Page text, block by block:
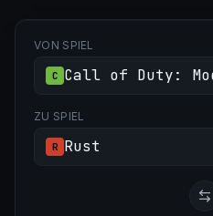
VON SPIEL
C Call of Duty:
ZU SPIEL
R Rust